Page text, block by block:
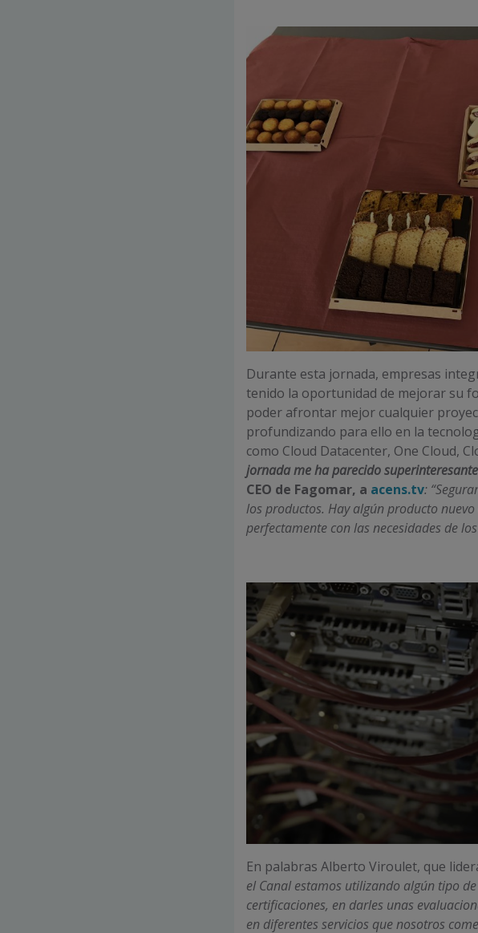
Durante esta jornada, empresas
tenido la oportunidad de mejorar su
poder afrontar mejor cualquier
profundizando para ello en la
como Cloud Datacenter, One Cloud,
jornada me ha parecido
CEO de Fagomar, a acens.tv:
los productos. Hay algún producto nuevo
perfectamente con las necesidades de
En palabras Alberto Viroulet, que
el Canal estamos utilizando algún tipo
certificaciones, en darles unas
en diferentes servicios que nosotros